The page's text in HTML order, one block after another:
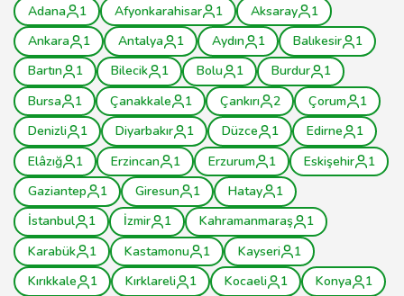
Adana 1 Afyonkarahisar 1 Aksaray
1
Ankara
1 Antalya 1 Aydın 1 Balıkesir
1
Bartın
1 Bilecik 1 Bolu 1 Burdur
1
Bursa
1 Çanakkale 1 Çankırı 2 Çorum
1
Denizli
1 Diyarbakır 1 Düzce 1 Edirne
1
Elâzığ
1 Erzincan 1 Erzurum 1 Eskişehir
1
Gaziantep
1 Giresun 1 Hatay
1
İstanbul
1 İzmir 1 Kahramanmaraş
1
Karabük
1 Kastamonu 1 Kayseri
1
Kırıkkale
1 Kırklareli 1 Kocaeli 1 Konya
1